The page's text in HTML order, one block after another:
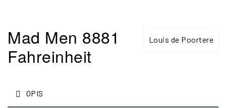
Louis de Poortere
Mad Men 8881
Fahreinheit
OPIS